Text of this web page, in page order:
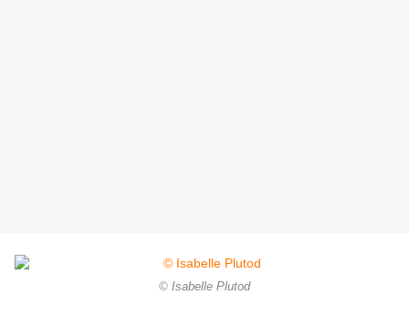
© Isabelle Plutod